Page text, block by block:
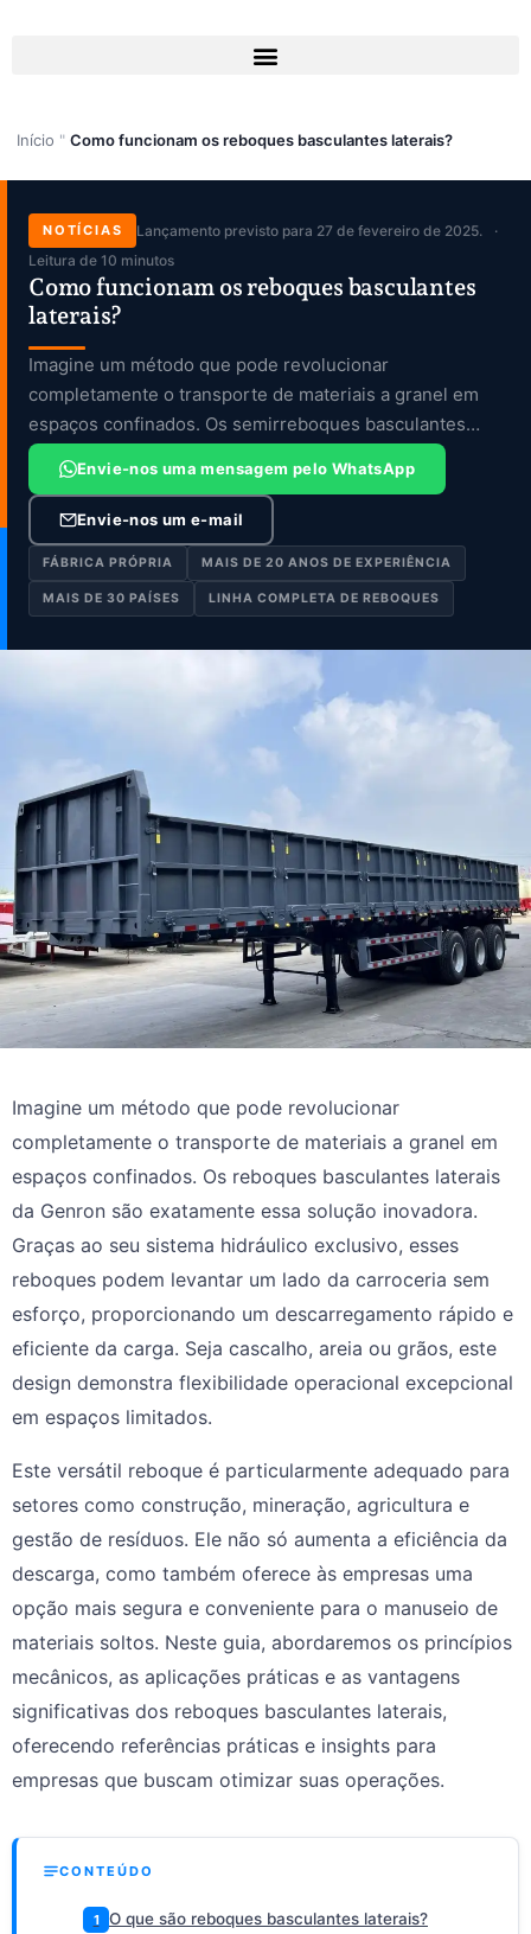
Início " Como funcionam os reboques basculantes laterais?
NOTÍCIAS
Lançamento previsto para 27 de fevereiro de 2025.
Leitura de 10 minutos
Como funcionam os reboques basculantes
laterais?
Imagine um método que pode revolucionar
completamente o transporte de materiais a granel em
espaços confinados. Os semirreboques basculantes
laterais da Genron são […]
Envie-nos uma mensagem pelo WhatsApp
Envie-nos um e-mail
FÁBRICA PRÓPRIA MAIS DE 20 ANOS DE EXPERIÊNCIA
MAIS DE 30 PAÍSES LINHA COMPLETA DE REBOQUES
Imagine um método que pode revolucionar
completamente o transporte de materiais a granel em
espaços confinados. Os reboques basculantes laterais
da Genron são exatamente essa solução inovadora.
Graças ao seu sistema hidráulico exclusivo, esses
reboques podem levantar um lado da carroceria sem
esforço, proporcionando um descarregamento rápido e
eficiente da carga. Seja cascalho, areia ou grãos, este
design demonstra flexibilidade operacional excepcional
em espaços limitados.
Este versátil reboque é particularmente adequado para
setores como construção, mineração, agricultura e
gestão de resíduos. Ele não só aumenta a eficiência da
descarga, como também oferece às empresas uma
opção mais segura e conveniente para o manuseio de
materiais soltos. Neste guia, abordaremos os princípios
mecânicos, as aplicações práticas e as vantagens
significativas dos reboques basculantes laterais,
oferecendo referências práticas e insights para
empresas que buscam otimizar suas operações.
CONTEÚDO
1 O que são reboques basculantes laterais?